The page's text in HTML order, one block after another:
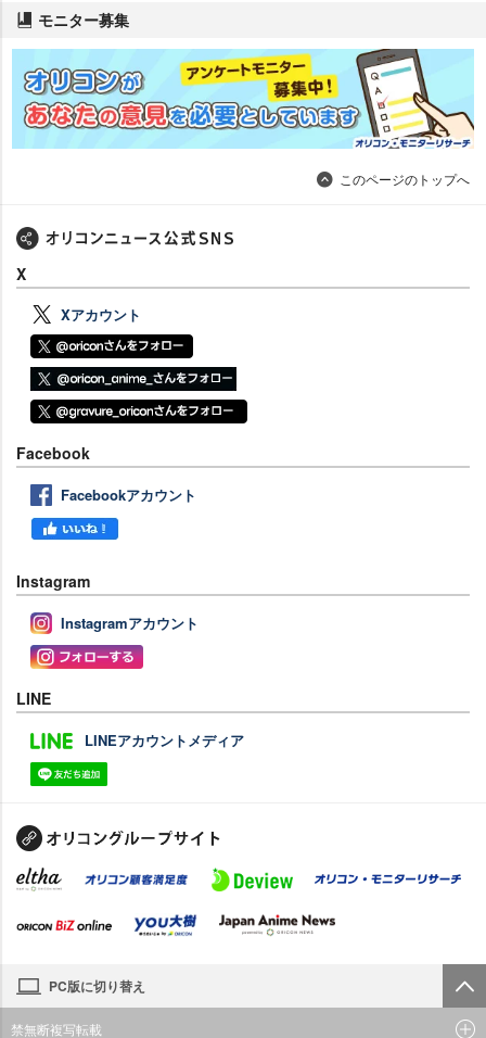
モニター募集
このページのトップへ
X
Xアカウント
Facebook
Facebookアカウント
Instagram
Instagramアカウント
LINE
LINEアカウントメディア
PC版に切り替え
禁無断複写転載